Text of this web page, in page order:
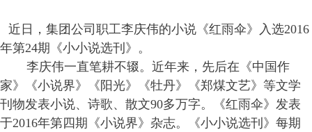
近日，集团公司职工李庆伟的小说《红雨伞》入选2016
年第24期《小小说选刊》。
李庆伟一直笔耕不辍。近年来，先后在《中国作
家》《小说界》《阳光》《牡丹》《郑煤文艺》等文学
刊物发表小说、诗歌、散文90多万字。《红雨伞》发表
于2016年第四期《小说界》杂志。《小小说选刊》每期